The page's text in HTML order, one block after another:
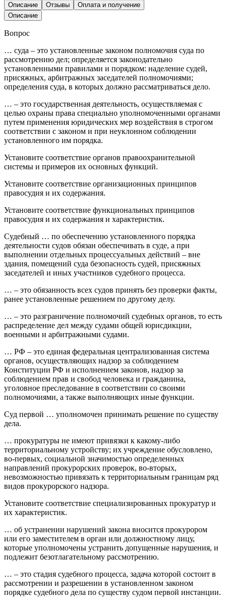
Описание Отзывы
Оплата и получение
Описание
Вопрос
… суда – это установленные законом полномочия суда по
рассмотрению дел; определяется законодательно
установленными правилами и порядком: наделение судей,
присяжных, арбитражных заседателей полномочиями;
определения суда, в которых должно рассматриваться дело.
… – это государственная деятельность, осуществляемая с
целью охраны права специально уполномоченными органами
путем применения юридических мер воздействия в строгом
соответствии с законом и при неуклонном соблюдении
установленного им порядка.
Установите соответствие органов правоохранительной
системы и примеров их основных функций.
Установите соответствие организационных принципов
правосудия и их содержания.
Установите соответствие функциональных принципов
правосудия и их содержания и характеристик.
Судебный … по обеспечению установленного порядка
деятельности судов обязан обеспечивать в суде, а при
выполнении отдельных процессуальных действий – вне
здания, помещений суда безопасность судей, присяжных
заседателей и иных участников судебного процесса.
… – это обязанность всех судов принять без проверки факты,
ранее установленные решением по другому делу.
… – это разграничение полномочий судебных органов, то есть
распределение дел между судами общей юрисдикции,
военными и арбитражными судами.
… РФ – это единая федеральная централизованная система
органов, осуществляющих надзор за соблюдением
Конституции РФ и исполнением законов, надзор за
соблюдением прав и свобод человека и гражданина,
уголовное преследование в соответствии со своими
полномочиями, а также выполняющих иные функции.
Суд первой … уполномочен принимать решение по существу
дела.
… прокуратуры не имеют привязки к какому-либо
территориальному устройству; их учреждение обусловлено,
во-первых, социальной значимостью определенных
направлений прокурорских проверок, во-вторых,
невозможностью привязать к территориальным границам ряд
видов прокурорского надзора.
Установите соответствие специализированных прокуратур и
их характеристик.
… об устранении нарушений закона вносится прокурором
или его заместителем в орган или должностному лицу,
которые уполномочены устранить допущенные нарушения, и
подлежит безотлагательному рассмотрению.
… – это стадия судебного процесса, задача которой состоит в
рассмотрении и разрешении в установленном законом
порядке судебного дела по существу судом первой инстанции.